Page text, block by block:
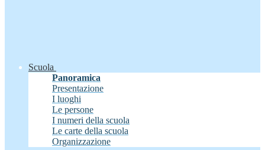
Scuola
Panoramica
Presentazione
I luoghi
Le persone
I numeri della scuola
Le carte della scuola
Organizzazione